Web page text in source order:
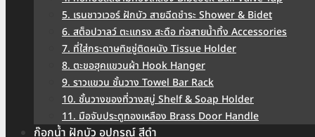
5. เรนชาวเวอร์ ฝักบัว สายฉีดชำระ Shower & Bidet
6. สต็อปวาลว์ ตะแกรง สะดือ ท่อสายน้ำทิ้ง Accessories
7. ที่ใส่กระดาษทิชชู่ติดผนัง Tissue Holder
8. ตะขอฮุคแขวนผ้า Hook Hanger
9. ราวแขวน ชั้นวาง Towel Bar Rack
10. ชั้นวางของที่วางสบู่ Shelf & Soap Holder
11. มือจับประตูทองเหลือง Brass Door Handle
ก๊อกน้ำ ฝักบัว อุปกรณ์ สีดำ